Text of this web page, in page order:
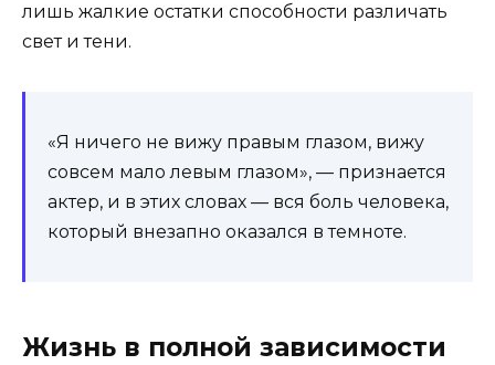
лишь жалкие остатки способности различать
свет и тени.
«Я ничего не вижу правым глазом, вижу
совсем мало левым глазом», — признается
актер, и в этих словах — вся боль человека,
который внезапно оказался в темноте.
Жизнь в полной зависимости